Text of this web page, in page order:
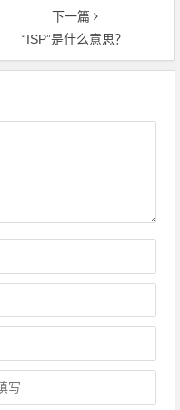
下一篇
“ISP”是什么意思？